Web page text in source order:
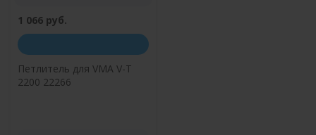
1 066 руб.
Петлитель для VMA V-T
2200 22266